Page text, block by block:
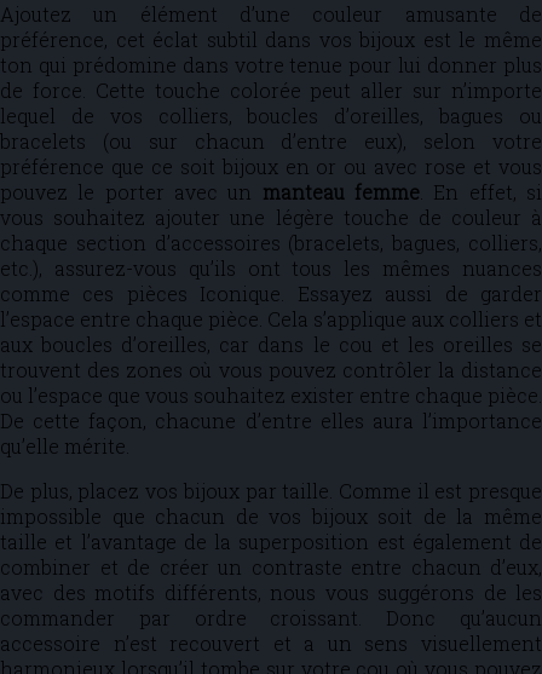
Ajoutez un élément d’une couleur amusante de
préférence, cet éclat subtil dans vos bijoux est le même
ton qui prédomine dans votre tenue pour lui donner plus
de force. Cette touche colorée peut aller sur n’importe
lequel de vos colliers, boucles d’oreilles, bagues ou
bracelets (ou sur chacun d’entre eux), selon votre
préférence que ce soit bijoux en or ou avec rose et vous
pouvez le porter avec un manteau femme. En effet, si
vous souhaitez ajouter une légère touche de couleur à
chaque section d’accessoires (bracelets, bagues, colliers,
etc.), assurez-vous qu’ils ont tous les mêmes nuances
comme ces pièces Iconique. Essayez aussi de garder
l’espace entre chaque pièce. Cela s’applique aux colliers et
aux boucles d’oreilles, car dans le cou et les oreilles se
trouvent des zones où vous pouvez contrôler la distance
ou l’espace que vous souhaitez exister entre chaque pièce.
De cette façon, chacune d’entre elles aura l’importance
qu’elle mérite.
De plus, placez vos bijoux par taille. Comme il est presque
impossible que chacun de vos bijoux soit de la même
taille et l’avantage de la superposition est également de
combiner et de créer un contraste entre chacun d’eux,
avec des motifs différents, nous vous suggérons de les
commander par ordre croissant. Donc qu’aucun
accessoire n’est recouvert et a un sens visuellement